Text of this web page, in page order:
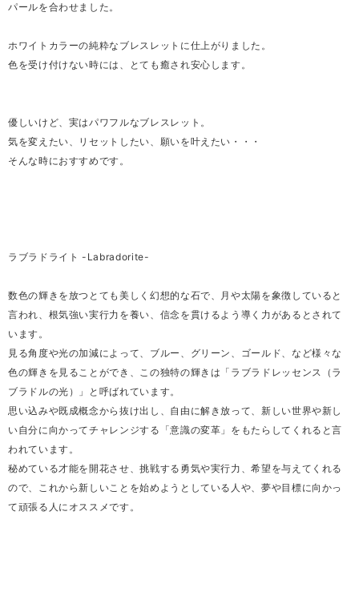
パールを合わせました。
ホワイトカラーの純粋なブレスレットに仕上がりました。
色を受け付けない時には、とても癒され安心します。
優しいけど、実はパワフルなブレスレット。
気を変えたい、リセットしたい、願いを叶えたい・・・
そんな時におすすめです。
ラブラドライト -Labradorite-
数色の輝きを放つとても美しく幻想的な石で、月や太陽を象徴していると
言われ、根気強い実行力を養い、信念を貫けるよう導く力があるとされて
います。
見る角度や光の加減によって、ブルー、グリーン、ゴールド、など様々な
色の輝きを見ることができ、この独特の輝きは「ラブラドレッセンス（ラ
ブラドルの光）」と呼ばれています。
思い込みや既成概念から抜け出し、自由に解き放って、新しい世界や新し
い自分に向かってチャレンジする「意識の変革」をもたらしてくれると言
われています。
秘めている才能を開花させ、挑戦する勇気や実行力、希望を与えてくれる
ので、これから新しいことを始めようとしている人や、夢や目標に向かっ
て頑張る人にオススメです。